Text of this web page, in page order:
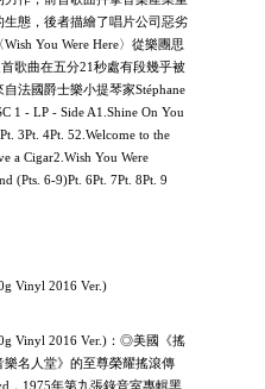
態，後者描繪了唱片公司惡劣
You Were Here〉從樂團思
歌曲在五分21秒處有段幾乎被
法國爵士樂小提琴家Stéphane
1 - LP - Side A1.Shine On You
3Pt. 4Pt. 52.Welcome to the
a Cigar2.Wish You Were
(Pts. 6-9)Pt. 6Pt. 7Pt. 8Pt. 9
Vinyl 2016 Ver.)
Vinyl 2016 Ver.)：◎美國《搖
名人堂》的至尊榮耀搖滾傳
，1975年第九張錄音室專輯黑